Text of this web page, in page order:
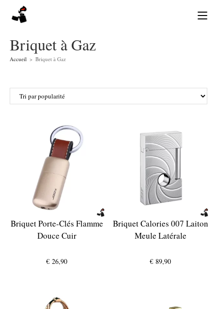
Briquet à Gaz
Accueil > Briquet à Gaz
Briquet Porte-Clés Flamme
Douce Cuir
€ 26,90
Briquet Calories 007 Laiton
Meule Latérale
€ 89,90